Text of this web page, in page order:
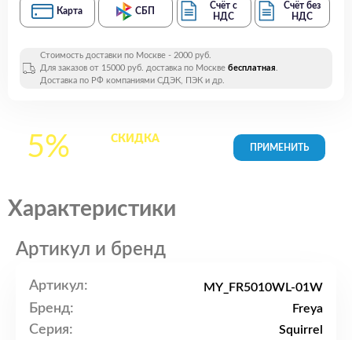
Карта СБП
Счёт с
НДС
Счёт без
НДС
Стоимость доставки по Москве - 2000 руб.
Для заказов от 15000 руб. доставка по Москве бесплатная.
Доставка по РФ компаниями СДЭК, ПЭК и др.
5% СКИДКАна все
Характеристики
Артикул и бренд
Артикул: MY_FR5010WL-01W
Бренд: Freya
Серия: Squirrel